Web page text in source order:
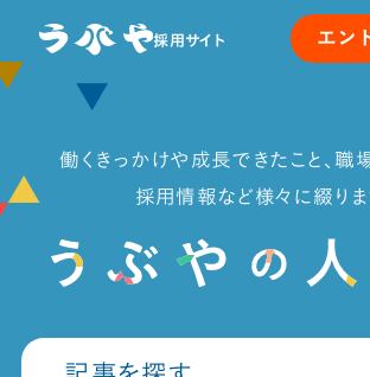
採用サイト エン
働くきっかけや成長できたこと、職
採用情報など様々に綴りま